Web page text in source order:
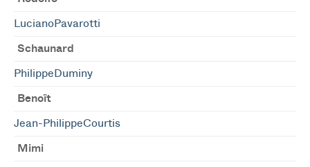
LucianoPavarotti
Schaunard
PhilippeDuminy
Benoît
Jean-PhilippeCourtis
Mimi